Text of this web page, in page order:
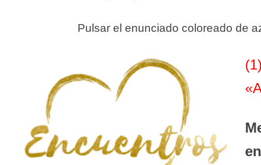
Pulsar el enunciado coloreado de